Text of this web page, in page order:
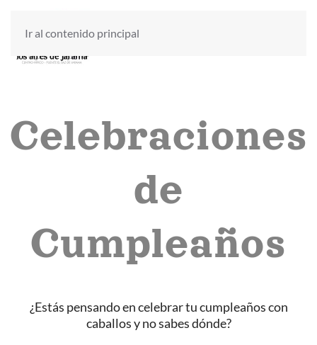
Ir al contenido principal
Celebraciones
de
Cumpleaños
¿Estás pensando en celebrar tu cumpleaños con
caballos y no sabes dónde?